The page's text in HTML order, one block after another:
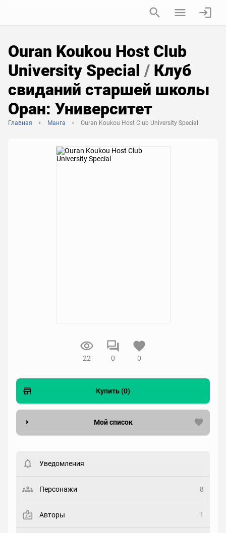
Ouran Koukou Host Club
University Special / Клуб
свиданий старшей школы
Оран: Университет
Главная Манга Ouran Koukou Host Club University Special
22 0 0
Купить (0)
Мой список
Статус
Уведомления
Персонажи 8
Авторы 1